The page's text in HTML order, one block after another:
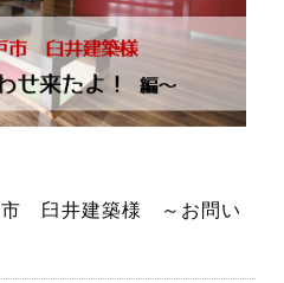
市 臼井建築様 ～お問い